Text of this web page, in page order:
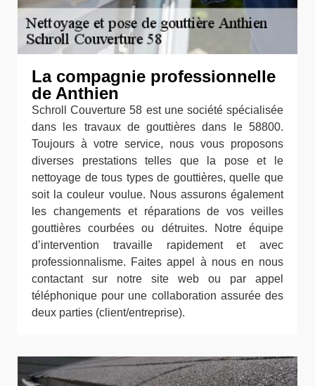
La compagnie professionnelle
de Anthien
Schroll Couverture 58 est une société spécialisée
dans les travaux de gouttières dans le 58800.
Toujours à votre service, nous vous proposons
diverses prestations telles que la pose et le
nettoyage de tous types de gouttières, quelle que
soit la couleur voulue. Nous assurons également
les changements et réparations de vos veilles
gouttières courbées ou détruites. Notre équipe
d’intervention travaille rapidement et avec
professionnalisme. Faites appel à nous en nous
contactant sur notre site web ou par appel
téléphonique pour une collaboration assurée des
deux parties (client/entreprise).